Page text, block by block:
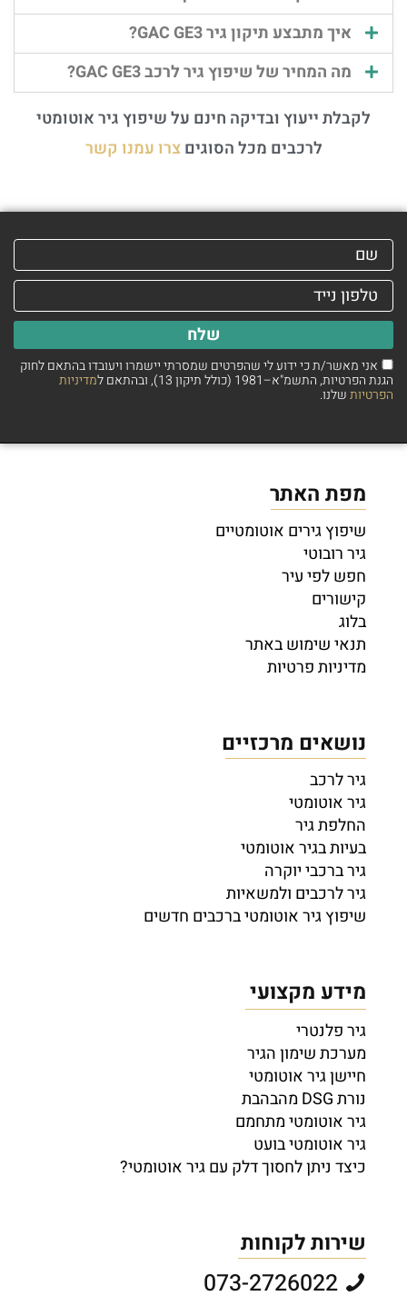
איך מתבצע תיקון גיר GAC GE3?
מה המחיר של שיפוץ גיר לרכב GAC GE3?
לקבלת ייעוץ ובדיקה חינם על שיפוץ גיר אוטומטי
לרכבים מכל הסוגים צרו עמנו קשר
אני מאשר/ת כי ידוע לי שהפרטים שמסרתי יישמרו ויעובדו בהתאם לחוק
הגנת הפרטיות, התשמ"א–1981 (כולל תיקון 13), ובהתאם ל מדיניות
הפרטיותשלנו.
שלח
מפת האתר
שיפוץ גירים אוטומטיים
גיר רובוטי
חפש לפי עיר
קישורים
בלוג
תנאי שימוש באתר
מדיניות פרטיות
נושאים מרכזיים
גיר לרכב
גיר אוטומטי
החלפת גיר
בעיות בגיר אוטומטי
גיר ברכבי יוקרה
גיר לרכבים ולמשאיות
שיפוץ גיר אוטומטי ברכבים חדשים
מידע מקצועי
גיר פלנטרי
מערכת שימון הגיר
חיישן גיר אוטומטי
נורת DSG מהבהבת
גיר אוטומטי מתחמם
גיר אוטומטי בועט
כיצד ניתן לחסוך דלק עם גיר אוטומטי?
שירות לקוחות